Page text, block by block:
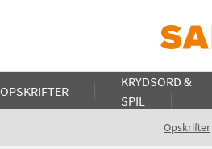
OPSKRIFTER
KRYDSORD &
SPIL
Opskrifter